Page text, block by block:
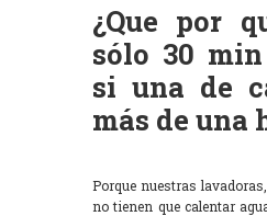
¿Que por
sólo 30
si una de
más de una
Porque nuestras
no tienen que calentar